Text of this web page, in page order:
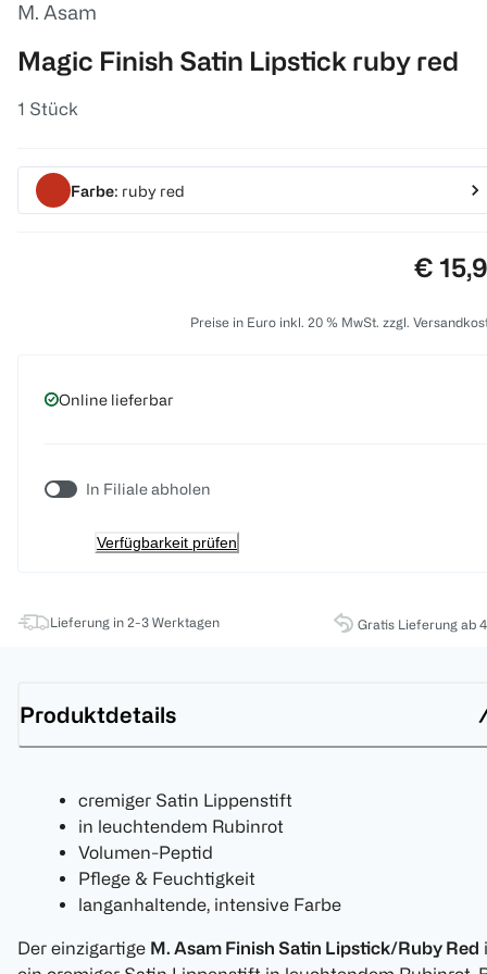
M. Asam
Magic Finish Satin Lipstick ruby red
1 Stück
Farbe: ruby red
Preis:
€
Preise in Euro inkl. 20 % MwSt. zzgl.
Online lieferbar
In Filiale abholen
Verfügbarkeit prüfen
Lieferung in 2-3 Werktagen Gratis Lieferung ab
Produktdetails
cremiger Satin Lippenstift
in leuchtendem Rubinrot
Volumen-Peptid
Pflege & Feuchtigkeit
langanhaltende, intensive Farbe
Der einzigartige M. Asam Finish Satin Lipstick/Ruby Red